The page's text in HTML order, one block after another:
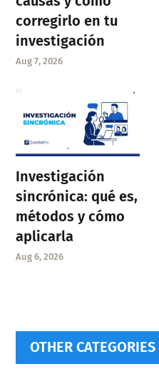
corregirlo en tu
investigación
Aug 7, 2026
Investigación
sincrónica: qué es,
métodos y cómo
aplicarla
Aug 6, 2026
OTHER CATEGORIES